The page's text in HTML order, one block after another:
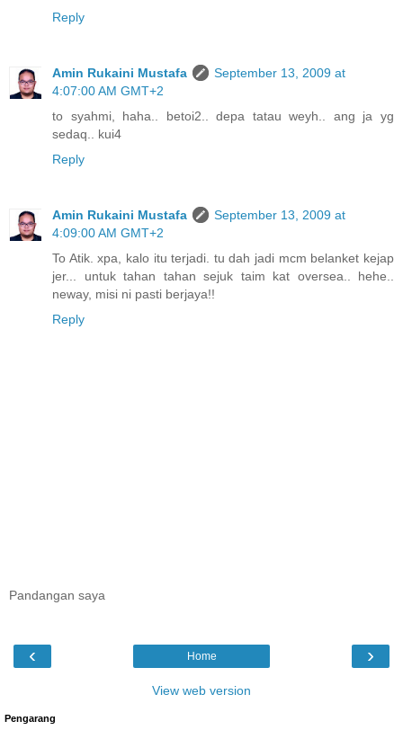
Reply
Amin Rukaini Mustafa
September 13, 2009 at
4:07:00 AM GMT+2
to syahmi, haha.. betoi2.. depa tatau weyh.. ang ja yg
sedaq.. kui4
Reply
Amin Rukaini Mustafa
September 13, 2009 at
4:09:00 AM GMT+2
To Atik. xpa, kalo itu terjadi. tu dah jadi mcm belanket kejap
jer... untuk tahan tahan sejuk taim kat oversea.. hehe..
neway, misi ni pasti berjaya!!
Reply
Pandangan saya
‹ ›
Home
View web version
Pengarang